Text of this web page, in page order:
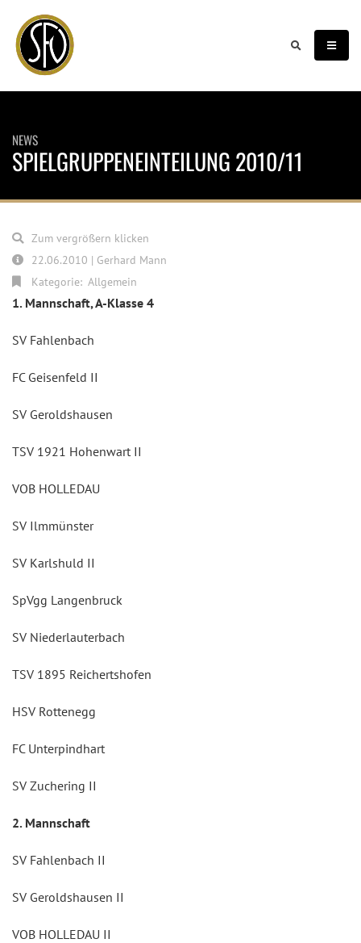
NEWS
SPIELGRUPPENEINTEILUNG 2010/11
1. Mannschaft, A-Klasse 4
SV Fahlenbach
FC Geisenfeld II
SV Geroldshausen
TSV 1921 Hohenwart II
VOB HOLLEDAU
SV Ilmmünster
SV Karlshuld II
SpVgg Langenbruck
SV Niederlauterbach
TSV 1895 Reichertshofen
HSV Rottenegg
FC Unterpindhart
SV Zuchering II
2. Mannschaft
SV Fahlenbach II
SV Geroldshausen II
VOB HOLLEDAU II
Zum vergrößern klicken
22.06.2010 | Gerhard Mann
Kategorie: Allgemein